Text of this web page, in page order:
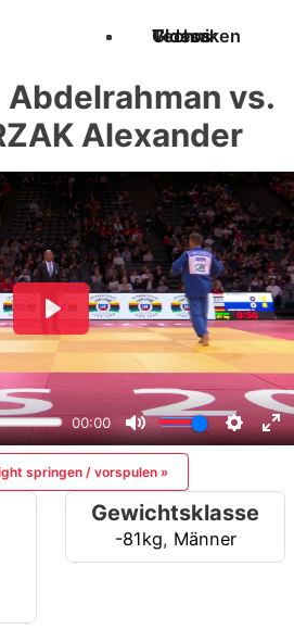
Techniken
Videos
Glossar
Abdelrahman vs.
Alexander
springen / vorspulen »
Gewichtsklasse
-81kg, Männer